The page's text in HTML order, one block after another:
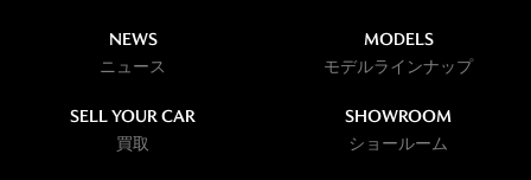
NEWS
ニュース
MODELS
モデルラインナップ
SELL YOUR CAR
買取
SHOWROOM
ショールーム